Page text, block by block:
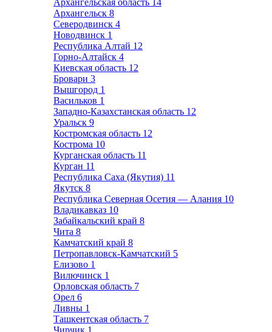
Архангельская область 14
Архангельск 8
Северодвинск 4
Новодвинск 1
Республика Алтай 12
Горно-Алтайск 4
Киевская область 12
Бровари 3
Вышгород 1
Васильков 1
Западно-Казахстанская область 12
Уральск 9
Костромская область 12
Кострома 10
Курганская область 11
Курган 11
Республика Саха (Якутия) 11
Якутск 8
Республика Северная Осетия — Алания 10
Владикавказ 10
Забайкальский край 8
Чита 8
Камчатский край 8
Петропавловск-Камчатский 5
Елизово 1
Вилючинск 1
Орловская область 7
Орел 6
Ливны 1
Ташкентская область 7
Чирчик 1